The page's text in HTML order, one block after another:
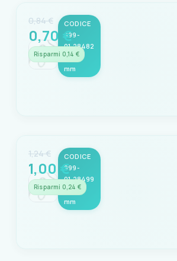
Seleziona questa
CODICE
999-
01.28482
- ø 10
mm
0,84 €
0,70 €
Risparmi 0,14 €
Seleziona questa
CODICE
999-
01.28499
- ø 12
mm
1,24 €
1,00 €
Risparmi 0,24 €